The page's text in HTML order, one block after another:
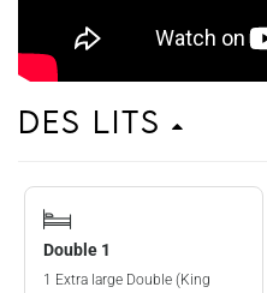
Des lits
Double 1
1 Extra large Double (King